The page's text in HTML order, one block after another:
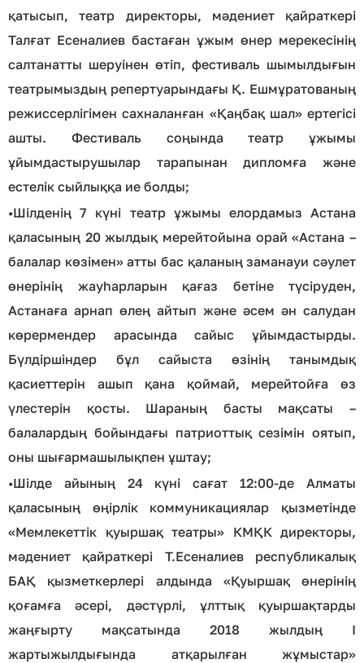
қатысып, театр директоры, мәдениет қайраткері
Талғат Есеналиев бастаған ұжым өнер мерекесінің
салтанатты шеруінен өтіп, фестиваль шымылдығын
театрымыздың репертуарындағы Қ. Ешмұратованың
режиссерлігімен саxналанған «Қаңбақ шал» ертегісі
ашты. Фестиваль соңында театр ұжымы
ұйымдастырушылар тарапынан дипломға және
естелік сыйлыққа ие болды;
•Шілденің 7 күні театр ұжымы елордамыз Астана
қаласының 20 жылдық мерейтойына орай «Астана –
балалар көзімен» атты бас қаланың заманауи сәулет
өнерінің жауһарларын қағаз бетіне түсіруден,
Астанаға арнап өлең айтып және әсем ән салудан
көрермендер арасында сайыс ұйымдастырды.
Бүлдіршіндер бұл сайыста өзінің танымдық
қасиеттерін ашып қана қоймай, мерейтойға өз
үлестерін қосты. Шараның басты мақсаты –
балалардың бойындағы патриоттық сезімін оятып,
оны шығармашылықпен ұштау;
•Шілде айының 24 күні сағат 12:00-де Алматы
қаласының өңірлік коммуникациялар қызметінде
«Мемлекеттік қуыршақ театры» КМҚК директоры,
мәдениет қайраткері Т.Есеналиев республикалық
БАҚ қызметкерлері алдында «Қуыршақ өнерінің
қоғамға әсері, дәстүрлі, ұлттық қуыршақтарды
жаңғырту мақсатында 2018 жылдың I
жартыжылдығында атқарылған жұмыстар»